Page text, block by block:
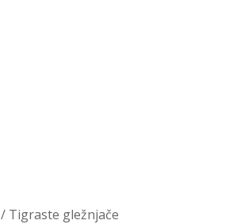
/ Tigraste gležnjače